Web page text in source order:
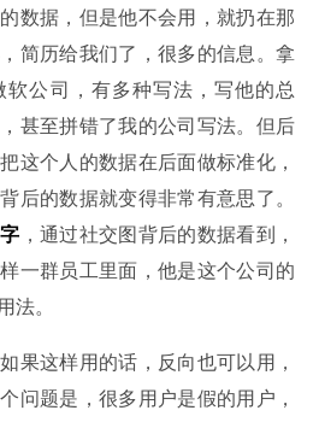
数据，但是他不会用，就扔在那
简历给我们了，很多的信息。拿
公司，有多种写法，写他的总
甚至拼错了我的公司写法。但后
这个人的数据在后面做标准化，
后的数据就变得非常有意思了。
，通过社交图背后的数据看到，
一群员工里面，他是这个公司的
法。
果这样用的话，反向也可以用，
问题是，很多用户是假的用户，